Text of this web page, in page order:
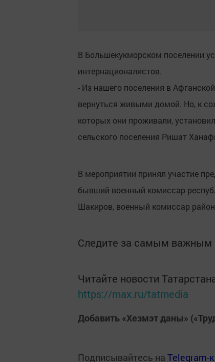
В Большекукморском поселении
интернационалистов.
- Из нашего поселения в
вернуться живыми домой. Но, к
которых они проживали,
сельского поселения Ришат
В мероприятии принял участие
бывший военный комиссар
Шакиров, военный комиссар
Следите за самым важным
Читайте новости
https://max.ru/tatmedia
Добавить «Хезмэт даны»
Подписывайтесь на Telegram-